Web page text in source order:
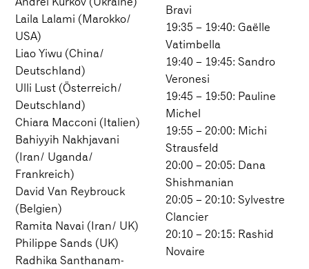
Laila Lalami (Marokko/
USA)
Liao Yiwu (China/
Deutschland)
Ulli Lust (Österreich/
Deutschland)
Chiara Macconi (Italien)
Bahiyyih Nakhjavani
(Iran/ Uganda/
Frankreich)
David Van Reybrouck
(Belgien)
Ramita Navai (Iran/ UK)
Philippe Sands (UK)
Radhika Santhanam-
Bravi
19:35 – 19:40: Gaëlle
Vatimbella
19:40 – 19:45: Sandro
Veronesi
19:45 – 19:50: Pauline
Michel
19:55 – 20:00: Michi
Strausfeld
20:00 – 20:05: Dana
Shishmanian
20:05 – 20:10: Sylvestre
Clancier
20:10 – 20:15: Rashid
Novaire